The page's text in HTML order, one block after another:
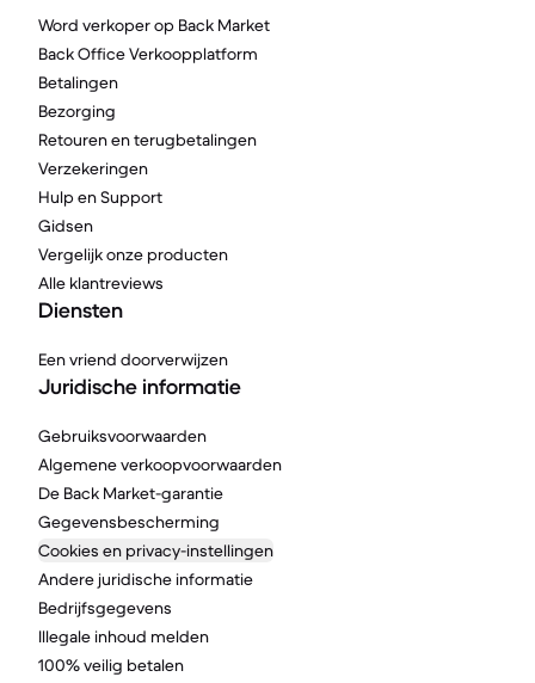
Word verkoper op Back Market
Back Office Verkoopplatform
Betalingen
Bezorging
Retouren en terugbetalingen
Verzekeringen
Hulp en Support
Gidsen
Vergelijk onze producten
Alle klantreviews
Diensten
Een vriend doorverwijzen
Juridische informatie
Gebruiksvoorwaarden
Algemene verkoopvoorwaarden
De Back Market-garantie
Gegevensbescherming
Cookies en privacy-instellingen
Andere juridische informatie
Bedrijfsgegevens
Illegale inhoud melden
100% veilig betalen